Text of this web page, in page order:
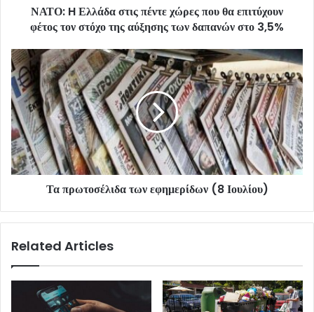
ΝΑΤΟ: H Ελλάδα στις πέντε χώρες που θα επιτύχουν
φέτος τον στόχο της αύξησης των δαπανών στο 3,5%
Τα πρωτοσέλιδα των εφημερίδων (8 Ιουλίου)
Related Articles